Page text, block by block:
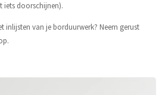
iets doorschijnen).
inlijsten van je borduurwerk? Neem gerust